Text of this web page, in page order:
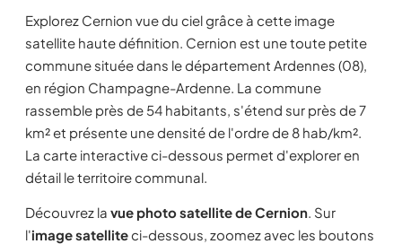
Explorez Cernion vue du ciel grâce à cette image
satellite haute définition. Cernion est une toute petite
commune située dans le département Ardennes (08),
en région Champagne-Ardenne. La commune
rassemble près de 54 habitants, s'étend sur près de 7
km² et présente une densité de l'ordre de 8 hab/km².
La carte interactive ci-dessous permet d'explorer en
détail le territoire communal.
Découvrez la vue photo satellite de Cernion. Sur
l'image satelliteci-dessous, zoomez avec les boutons